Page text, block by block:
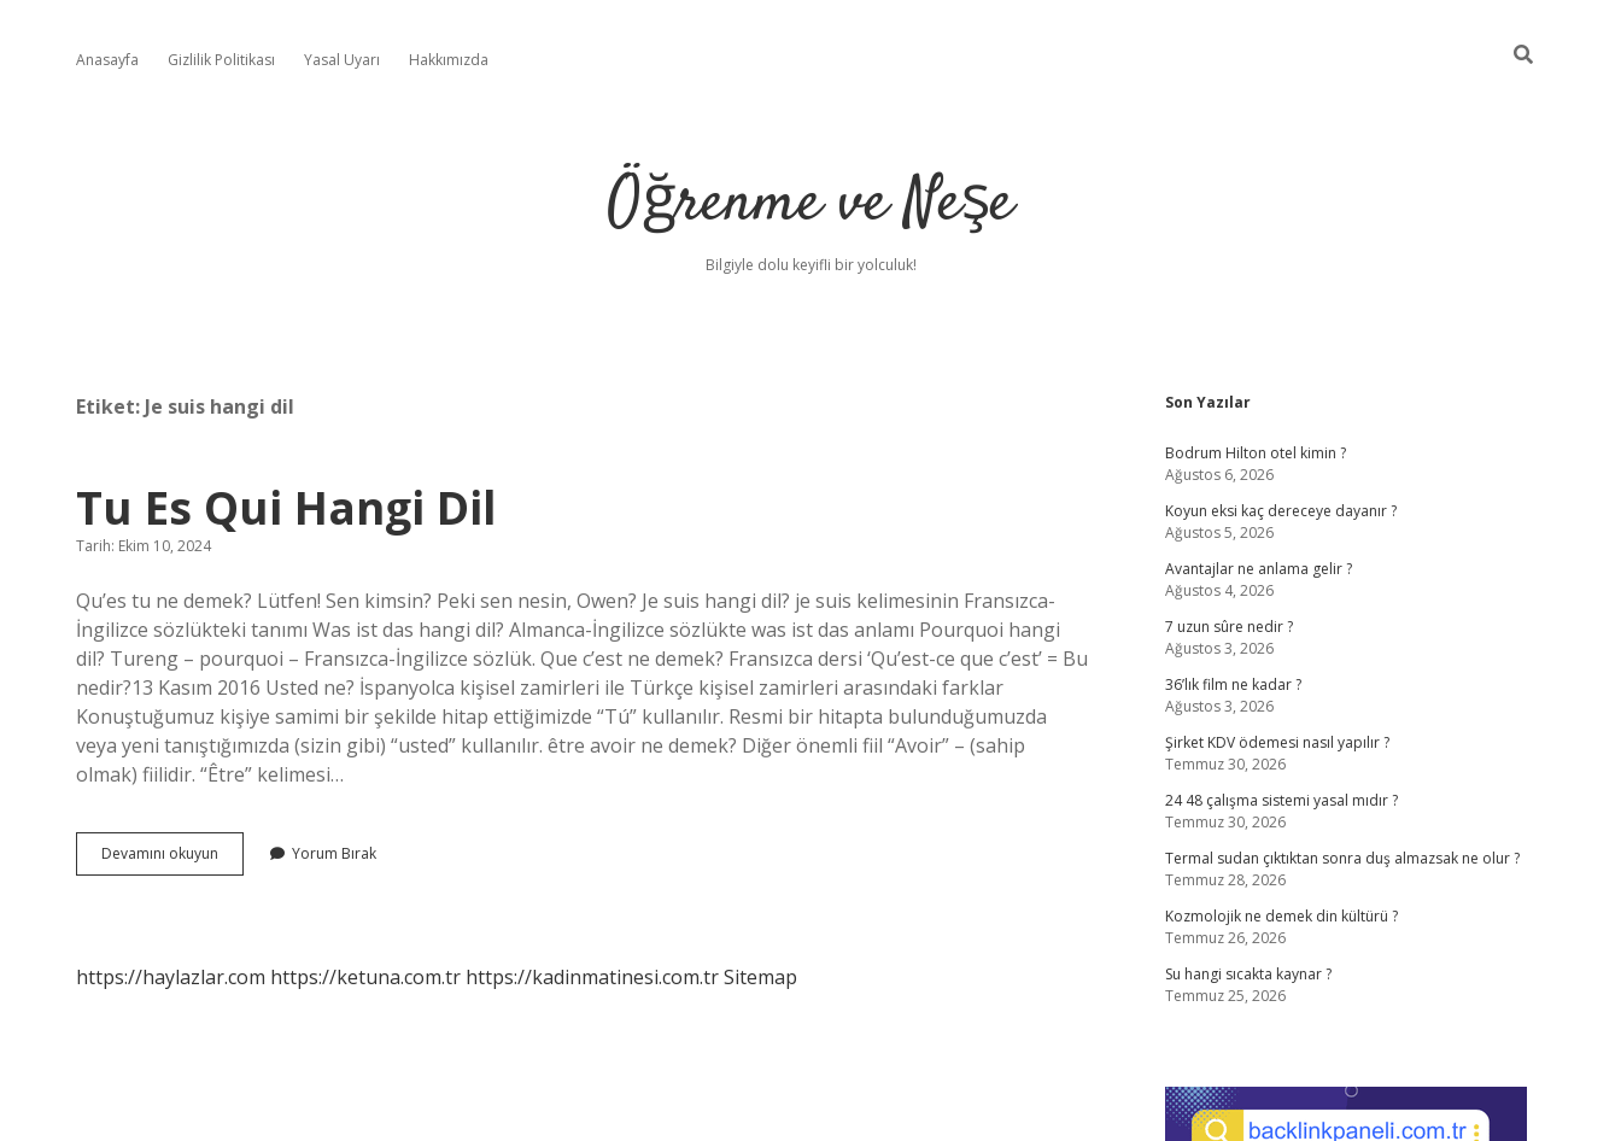
Anasayfa Gizlilik Politikası Yasal Uyarı Hakkımızda
Öğrenme ve Neşe
Bilgiyle dolu keyifli bir yolculuk!
Etiket: Je suis hangi dil
Tu Es Qui Hangi Dil
Tarih: Ekim 10, 2024
Qu’es tu ne demek? Lütfen! Sen kimsin? Peki sen nesin, Owen? Je suis hangi dil? je suis kelimesinin Fransızca-
İngilizce sözlükteki tanımı Was ist das hangi dil? Almanca-İngilizce sözlükte was ist das anlamı Pourquoi hangi
dil? Tureng – pourquoi – Fransızca-İngilizce sözlük. Que c’est ne demek? Fransızca dersi ‘Qu’est-ce que c’est’ = Bu
nedir?13 Kasım 2016 Usted ne? İspanyolca kişisel zamirleri ile Türkçe kişisel zamirleri arasındaki farklar
Konuştuğumuz kişiye samimi bir şekilde hitap ettiğimizde “Tú” kullanılır. Resmi bir hitapta bulunduğumuzda
veya yeni tanıştığımızda (sizin gibi) “usted” kullanılır. être avoir ne demek? Diğer önemli fiil “Avoir” – (sahip
olmak) fiilidir. “Être” kelimesi…
Devamını okuyun
Es
Yorum Bırak
https://haylazlar.com https://ketuna.com.tr https://kadinmatinesi.com.trSitemap
Sidebar
Son Yazılar
Bodrum Hilton otel kimin ?
Ağustos 6, 2026
Koyun eksi kaç dereceye dayanır ?
Ağustos 5, 2026
Avantajlar ne anlama gelir ?
Ağustos 4, 2026
7 uzun sûre nedir ?
Ağustos 3, 2026
36’lık film ne kadar ?
Ağustos 3, 2026
Şirket KDV ödemesi nasıl yapılır ?
Temmuz 30, 2026
24 48 çalışma sistemi yasal mıdır ?
Temmuz 30, 2026
Termal sudan çıktıktan sonra duş almazsak ne olur ?
Temmuz 28, 2026
Kozmolojik ne demek din kültürü ?
Temmuz 26, 2026
Su hangi sıcakta kaynar ?
Temmuz 25, 2026
ilbetbetcipiabellacasino sitesi